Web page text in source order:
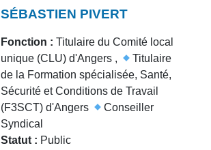
SÉBASTIEN PIVERT
Fonction : Titulaire du Comité local
unique (CLU) d'Angers ,
Titulaire
de la Formation spécialisée, Santé,
Sécurité et Conditions de Travail
(F3SCT) d'Angers
Conseiller
Syndical
Statut : Public